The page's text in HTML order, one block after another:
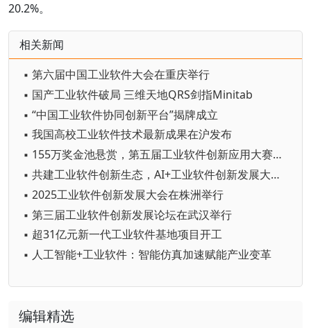
20.2%。
相关新闻
▪ 第六届中国工业软件大会在重庆举行
▪ 国产工业软件破局 三维天地QRS剑指Minitab
▪ “中国工业软件协同创新平台”揭牌成立
▪ 我国高校工业软件技术最新成果在沪发布
▪ 155万奖金池悬赏，第五届工业软件创新应用大赛启动
▪ 共建工业软件创新生态，AI+工业软件创新发展大会在嘉定举行
▪ 2025工业软件创新发展大会在株洲举行
▪ 第三届工业软件创新发展论坛在武汉举行
▪ 超31亿元新一代工业软件基地项目开工
▪ 人工智能+工业软件：智能仿真加速赋能产业变革
编辑精选